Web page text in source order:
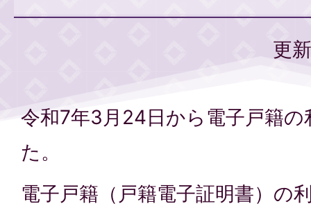
更
令和7年3月24日から電子戸籍
た。
電子戸籍（戸籍電子証明書）の